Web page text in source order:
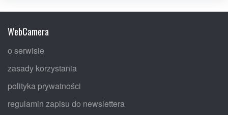
WebCamera
o serwisie
zasady korzystania
polityka prywatności
regulamin zapisu do newslettera